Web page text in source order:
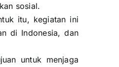
sosial.
itu, kegiatan ini
di Indonesia, dan
untuk menjaga